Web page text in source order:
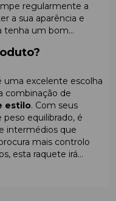
regularmente a
a sua aparência e
tenha um bom
uma excelente escolha
combinação de
estilo. Com seus
peso equilibrado, é
intermédios que
mais controlo
esta raquete irá